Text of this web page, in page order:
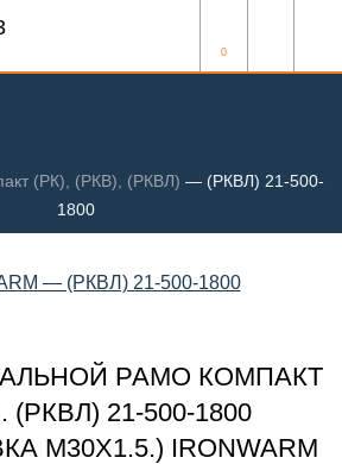
0
(РК), (РКВ), (РКВЛ) — (РКВЛ) 21-500-
1800
РАМО КОМПАКТ
21-500-1800
М30Х1.5.) IRONWARM